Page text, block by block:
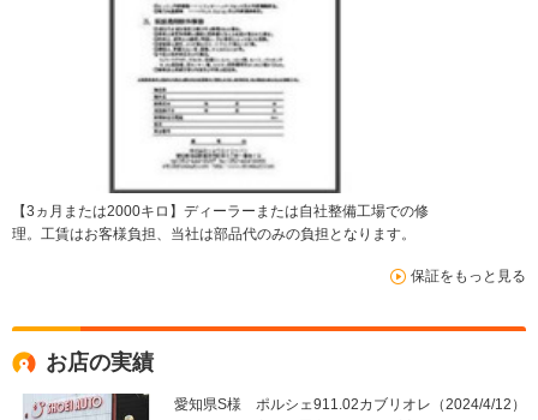
【3ヵ月または2000キロ】ディーラーまたは自社整備工場での修
理。工賃はお客様負担、当社は部品代のみの負担となります。
保証をもっと見る
お店の実績
愛知県S様 ポルシェ911.02カブリオレ（2024/4/12）